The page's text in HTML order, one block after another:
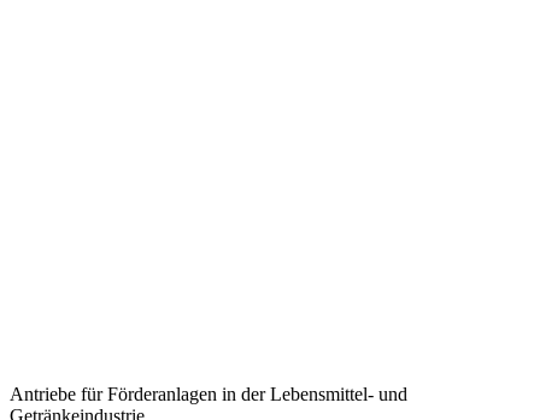
Antriebe für Förderanlagen in der Lebensmittel- und
Getränkeindustrie